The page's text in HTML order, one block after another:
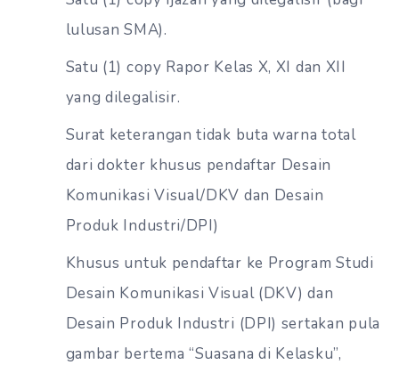
lulusan SMA).
Satu (1) copy Rapor Kelas X, XI dan XII
yang dilegalisir.
Surat keterangan tidak buta warna total
dari dokter khusus pendaftar Desain
Komunikasi Visual/DKV dan Desain
Produk Industri/DPI)
Khusus untuk pendaftar ke Program Studi
Desain Komunikasi Visual (DKV) dan
Desain Produk Industri (DPI) sertakan pula
gambar bertema “Suasana di Kelasku”,